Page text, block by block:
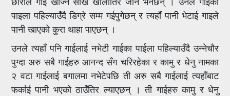
पाइला पहिल्याउँदै डिग्रे सम्म गईपुगेछन् र त्यहाँ पानी भेटाई गाइले
पानी खाएको कुरा थाहा पाएछन् ।
उनले त्यहाँ पनि गाईलाई नभेटी गाईका पाईला पहिल्याउँदै उन्नेचौर
पुग्दा अरु सबै गाईहरु आनन्द सँग चरिरहेका र कामु र धेनु नामका
२ वटा गाईलाई बगालमा नभेटेपछि ती अरु सबै गाईलाई त्यहाँबाट
फर्काई पानी भएको ठाउँतिर ल्याएछन् । ती गाईहरु कामु र धेनु